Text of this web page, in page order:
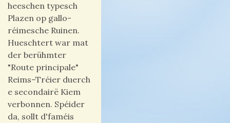
heeschen typesch
Plazen op gallo-
réimesche Ruinen.
Hueschtert war mat
der berühmter
"Route principale"
Reims–Tréier duerch
e secondairë Kiem
verbonnen. Spéider
da, sollt d'faméis